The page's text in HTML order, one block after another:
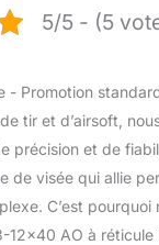
5/5 - (5
tir et d’airsoft,
précision et de
de visée qui allie
C’est
12×40 AO à réticule